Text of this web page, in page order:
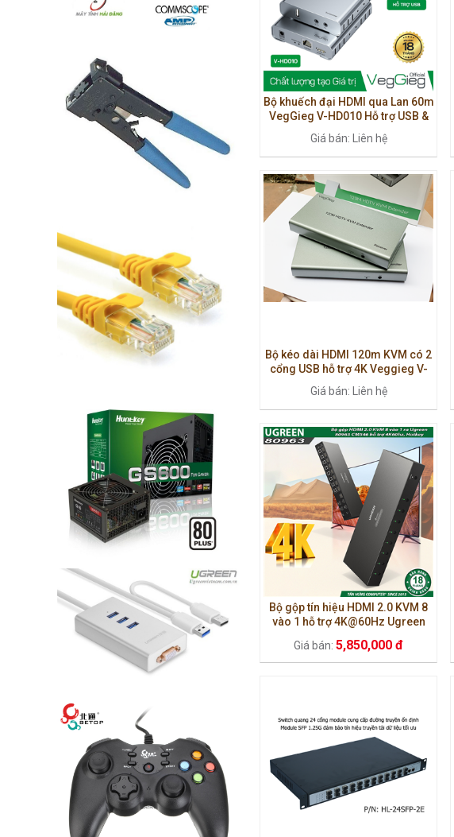
Bộ khuếch đại HDMI qua Lan 60m
VegGieg V-HD010 Hỗ trợ USB &
Giá bán: Liên hệ
Bộ kéo dài HDMI 120m KVM có 2
cổng USB hỗ trợ 4K Veggieg V-
Giá bán: Liên hệ
Bộ gộp tín hiệu HDMI 2.0 KVM 8
vào 1 hỗ trợ 4K@60Hz Ugreen
Giá bán: 5,850,000 đ